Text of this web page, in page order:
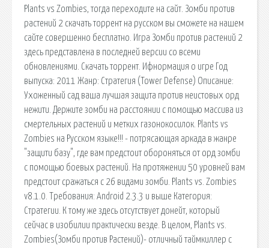
Plants vs Zombies, тогда переходите на сайт. Зомби против
растений 2 скачать торрент на русском вы сможете на нашем
сайте совершенно бесплатно. Игра Зомби против растений 2
здесь представлена в последней версии со всеми
обновлениями. Скачать торрент. Ифнормация о игре Год
выпуска: 2011 Жанр: Стратегия (Tower Defense) Описание:
Ухоженный сад ваша лучшая защита против неистовых орд
нежити. Держите зомби на расстоянии с помощью массива из
смертельных растений и метких газонокосилок. Plants vs
Zombies на Русском языке!!! - потрясающая аркада в жанре
"защити базу", где вам предстоит обороняться от орд зомби
с помощью боевых растений. На протяжении 50 уровней вам
предстоит сражаться с 26 видами зомби. Plants vs. Zombies
v8.1.0. Требования: Android 2.3.3 и выше Категория:
Стратегии. К тому же здесь отсутствует донейт, который
сейчас в изобилии практически везде. В целом, Plants vs.
Zombies(Зомби против Растений)- отличный таймкиллер с